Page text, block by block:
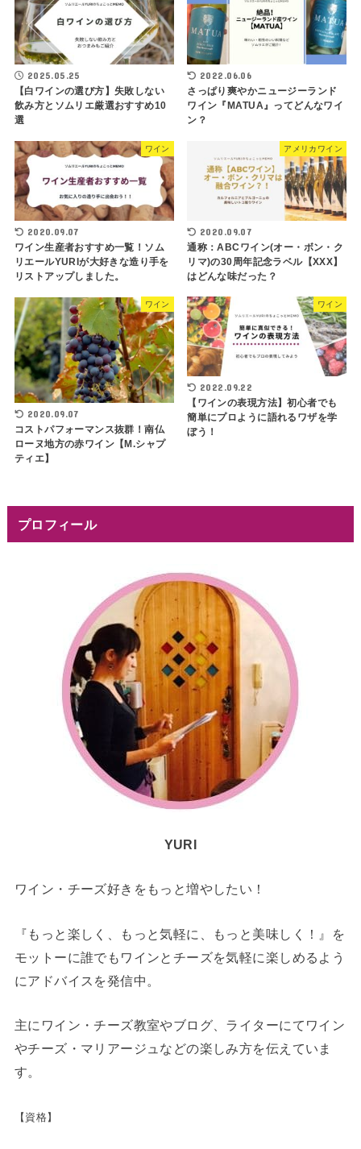
2025.05.25
【白ワインの選び方】失敗しない
飲み方とソムリエ厳選おすすめ10
選
2022.06.06
さっぱり爽やかニュージーランド
ワイン『MATUA』ってどんなワイ
ン？
ワイン
2020.09.07
ワイン生産者おすすめ一覧！ソム
リエールYURIが大好きな造り手を
リストアップしました。
アメリカワイン
2020.09.07
通称：ABCワイン(オー・ボン・ク
リマ)の30周年記念ラベル【XXX】
はどんな味だった？
ワイン
2020.09.07
コストパフォーマンス抜群！南仏
ローヌ地方の赤ワイン【M.シャプ
ティエ】
ワイン
2022.09.22
【ワインの表現方法】初心者でも
簡単にプロように語れるワザを学
ぼう！
プロフィール
YURI
ワイン・チーズ好きをもっと増やしたい！
『もっと楽しく、もっと気軽に、もっと美味しく！』を
モットーに誰でもワインとチーズを気軽に楽しめるよう
にアドバイスを発信中。
主にワイン・チーズ教室やブログ、ライターにてワイン
やチーズ・マリアージュなどの楽しみ方を伝えていま
す。
【資格】